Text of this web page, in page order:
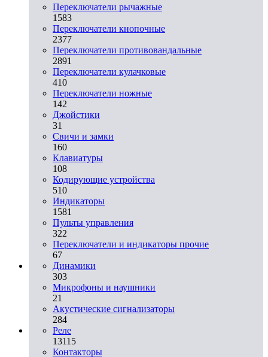
Переключатели рычажные
1583
Переключатели кнопочные
2377
Переключатели противовандальные
2891
Переключатели кулачковые
410
Переключатели ножные
142
Джойстики
31
Свичи и замки
160
Клавиатуры
108
Кодирующие устройства
510
Индикаторы
1581
Пульты управления
322
Переключатели и индикаторы прочие
67
Динамики
303
Микрофоны и наушники
21
Акустические сигнализаторы
284
Реле
13115
Контакторы